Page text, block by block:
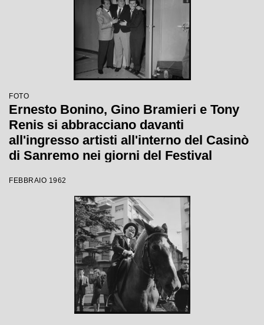
FOTO
Ernesto Bonino, Gino Bramieri e Tony
Renis si abbracciano davanti
all'ingresso artisti all'interno del Casinò
di Sanremo nei giorni del Festival
FEBBRAIO 1962